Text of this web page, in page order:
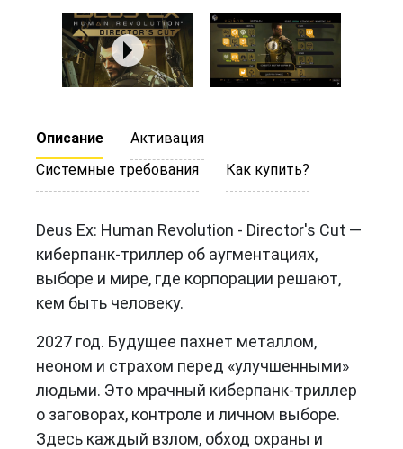
Описание
Активация
Системные требования
Как купить?
Deus Ex: Human Revolution - Director's Cut —
киберпанк-триллер об аугментациях,
выборе и мире, где корпорации решают,
кем быть человеку.
2027 год. Будущее пахнет металлом,
неоном и страхом перед «улучшенными»
людьми. Это мрачный киберпанк-триллер
о заговорах, контроле и личном выборе.
Здесь каждый взлом, обход охраны и